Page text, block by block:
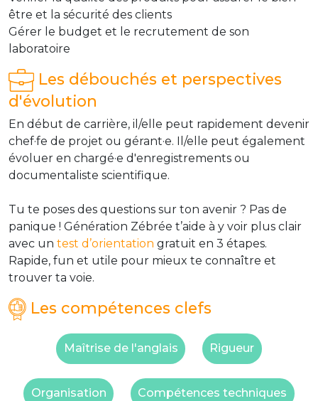
être et la sécurité des clients
Gérer le budget et le recrutement de son
laboratoire
Les débouchés et perspectives
d'évolution
En début de carrière, il/elle peut rapidement devenir
chef·fe de projet ou gérant·e. Il/elle peut également
évoluer en chargé·e d'enregistrements ou
documentaliste scientifique.
Tu te poses des questions sur ton avenir ? Pas de
panique ! Génération Zébrée t’aide à y voir plus clair
avec un test d’orientation gratuit en 3 étapes.
Rapide, fun et utile pour mieux te connaître et
trouver ta voie.
Les compétences clefs
Maîtrise de l'anglais Rigueur
Organisation Compétences techniques